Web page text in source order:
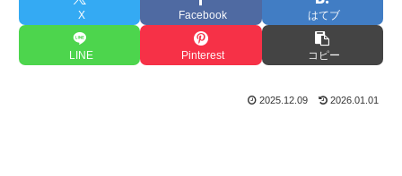
X Facebook はてブ
LINE Pinterest コピー
2025.12.09 2026.01.01